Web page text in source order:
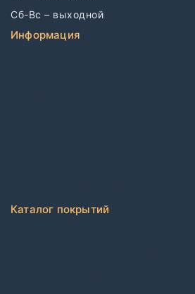
Сб-Вс – выходной
Информация
Каталог покрытий